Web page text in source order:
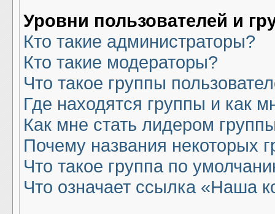
Уровни пользователей и
Кто такие администраторы?
Кто такие модераторы?
Что такое группы
Где находятся группы и как
Как мне стать лидером
Почему названия некоторых
Что такое группа по
Что означает ссылка «Наша